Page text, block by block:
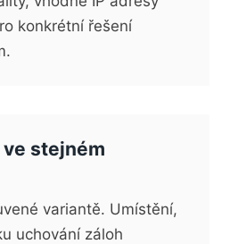
konkrétní řešení
stejném
variantě. Umístění,
uchování záloh